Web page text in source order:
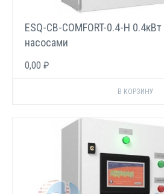
ESQ-CB-COMFORT-0.4-H
насосами
0,00 ₽